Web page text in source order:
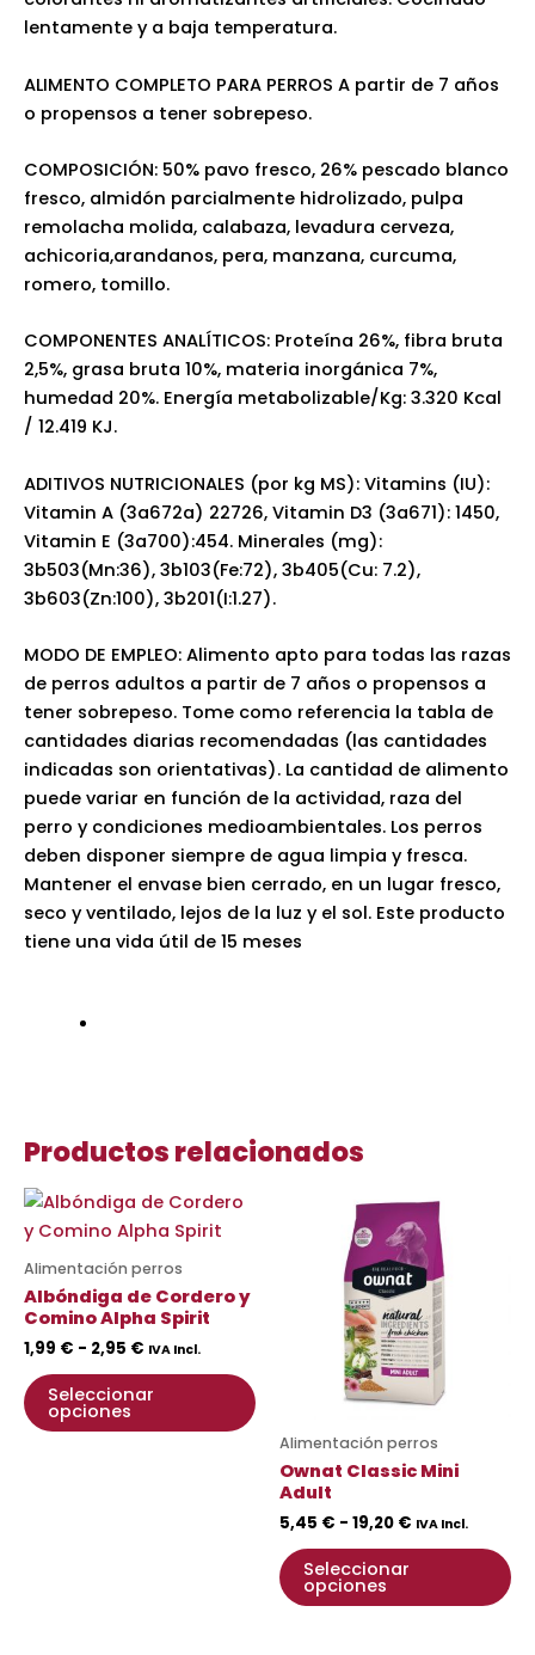
lentamente y a baja temperatura.
ALIMENTO COMPLETO PARA PERROS A partir de 7 años
o propensos a tener sobrepeso.
COMPOSICIÓN: 50% pavo fresco, 26% pescado blanco
fresco, almidón parcialmente hidrolizado, pulpa
remolacha molida, calabaza, levadura cerveza,
achicoria,arandanos, pera, manzana, curcuma,
romero, tomillo.
COMPONENTES ANALÍTICOS: Proteína 26%, fibra bruta
2,5%, grasa bruta 10%, materia inorgánica 7%,
humedad 20%. Energía metabolizable/Kg: 3.320 Kcal
/ 12.419 KJ.
ADITIVOS NUTRICIONALES (por kg MS): Vitamins (IU):
Vitamin A (3a672a) 22726, Vitamin D3 (3a671): 1450,
Vitamin E (3a700):454. Minerales (mg):
3b503(Mn:36), 3b103(Fe:72), 3b405(Cu: 7.2),
3b603(Zn:100), 3b201(I:1.27).
MODO DE EMPLEO: Alimento apto para todas las razas
de perros adultos a partir de 7 años o propensos a
tener sobrepeso. Tome como referencia la tabla de
cantidades diarias recomendadas (las cantidades
indicadas son orientativas). La cantidad de alimento
puede variar en función de la actividad, raza del
perro y condiciones medioambientales. Los perros
deben disponer siempre de agua limpia y fresca.
Mantener el envase bien cerrado, en un lugar fresco,
seco y ventilado, lejos de la luz y el sol. Este producto
tiene una vida útil de 15 meses
Productos relacionados
Alimentación perros
Albóndiga de Cordero y
Comino Alpha Spirit
1,99 € - 2,95 €
Rango
precios:
1,99 €
hasta
2,95 €
IVA Incl.
Seleccionar
opciones
se
elegir
página
producto
Alimentación perros
Ownat Classic Mini
Adult
5,45 € - 19,20 €
Rango
de
precios:
desde
5,45 €
hasta
19,20 €
IVA Incl.
Seleccionar
opciones
de